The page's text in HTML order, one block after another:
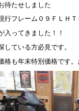
待たせしました
行フレーム０９ＦＬＨ
入ってきました！！
している方必見です。
格も年末特別価格です。